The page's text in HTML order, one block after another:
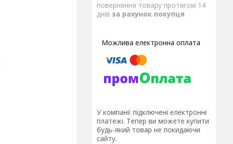
повернення товару протягом 14
днів за рахунок покупця
У компанії підключені електронні
платежі. Тепер ви можете купити
будь-який товар не покидаючи
сайту.